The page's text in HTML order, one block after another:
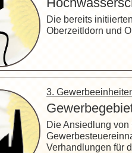
Die bereits
Oberzeitldorn und
3.
Die Ansiedlung
Verhandlungen für